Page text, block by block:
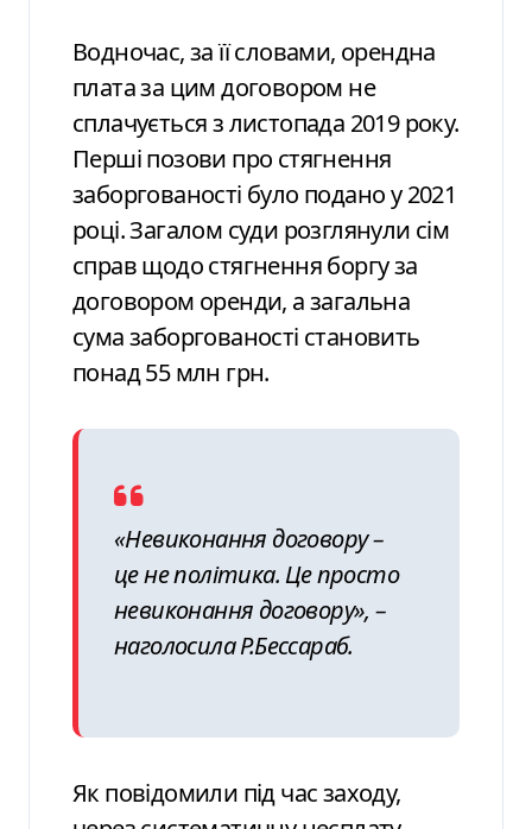
Водночас, за її словами, орендна
плата за цим договором не
сплачується з листопада 2019 року.
Перші позови про стягнення
заборгованості було подано у 2021
році. Загалом суди розглянули сім
справ щодо стягнення боргу за
договором оренди, а загальна
сума заборгованості становить
понад 55 млн грн.
«Невиконання договору –
це не політика. Це просто
невиконання договору», –
наголосила Р.Бессараб.
Як повідомили під час заходу,